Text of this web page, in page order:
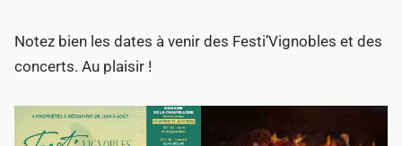
Notez bien les dates à venir des Festi’Vignobles et des
concerts. Au plaisir !